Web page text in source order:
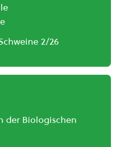
2/26
der Biologischen